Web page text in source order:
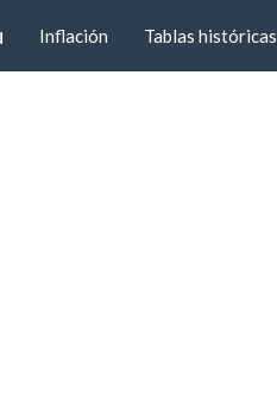
Inflación Tablas históricas